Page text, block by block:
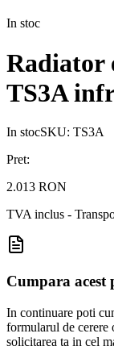
In stoc
Radiator
TS3A
In stocSKU: TS3A
Pret:
2.013 RON
TVA inclus -
Cumpara acest
In continuare poti
formularul de cerere
solicitarea ta in cel